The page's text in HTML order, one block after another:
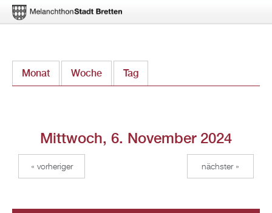
zum
Monat Woche Tag
Mittwoch, 6. November 2024
« vorheriger nächster »